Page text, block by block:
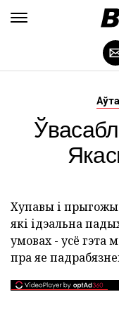
Хупавы і
які ідэальна
умовах - усё гэта
пра яе